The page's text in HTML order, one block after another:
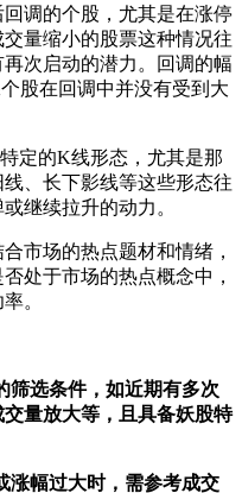
调的个股，尤其是在涨停
量缩小的股票这种情况往
次启动的潜力。回调的幅
股在回调中并没有受到大
定的K线形态 ，尤其是那
、 长下影线等这些形态往
继续拉升的动力。
市场的热点题材和情绪，
处于市场的热点概念中，
。
筛选条件，如近期有多次
量放大等，且具备妖股特
涨幅过大时，需参考成交